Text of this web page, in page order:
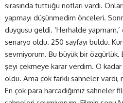
sırasında tuttuğu notları vardı.
yapmayı düşünmedim önceleri.
duygusu geldi. ‘Herhalde yapmam,’
senaryo oldu. 250 sayfayı buldu.
sevmiyorum. Bu büyük bir özgürlük.
şeyi çekmeye karar verdim. O
oldu. Ama çok farklı sahneler
En çok para harcadığımız sahneler